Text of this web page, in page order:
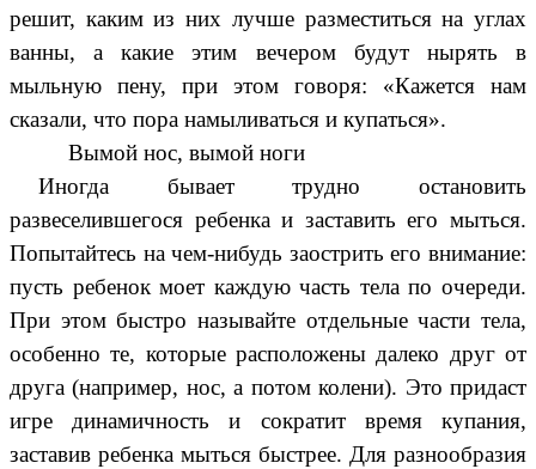
решит, каким из них лучше разместиться на углах
ванны, а какие этим вечером будут нырять в
мыльную пену, при этом говоря: «Кажется нам
сказали, что пора намыливаться и купаться».
Вымой нос, вымой ноги
Иногда бывает трудно остановить
развеселившегося ребенка и заставить его мыться.
Попытайтесь на чем-нибудь заострить его внимание:
пусть ребенок моет каждую часть тела по очереди.
При этом быстро называйте отдельные части тела,
особенно те, которые расположены далеко друг от
друга (например, нос, а потом колени). Это придаст
игре динамичность и сократит время купания,
заставив ребенка мыться быстрее. Для разнообразия